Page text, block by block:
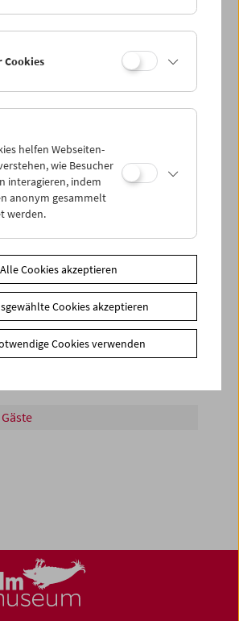
Cookies
helfen Webseiten-
wie Besucher
interagieren, indem
anonym gesammelt
werden.
Alle Cookies akzeptieren
Cookies akzeptieren
Cookies verwenden